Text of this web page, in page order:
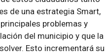
de una estrategia Smart,
problemas y
del municipio y que la
Esto incrementará su